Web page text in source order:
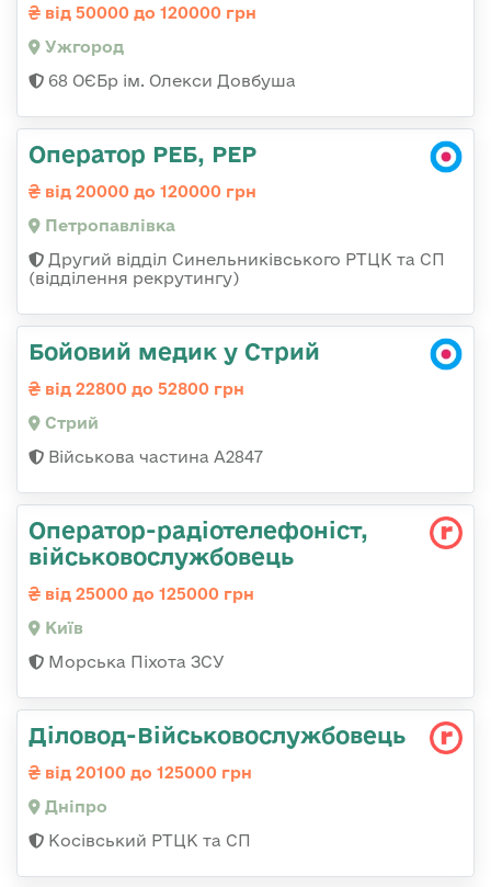
від 50000 до 120000 грн
Ужгород
68 ОЄБр ім. Олекси Довбуша
Оператор РЕБ, РЕР
від 20000 до 120000 грн
Петропавлівка
Другий відділ Синельниківського РТЦК та СП
(відділення рекрутингу)
Бойовий медик у Стрий
від 22800 до 52800 грн
Стрий
Військова частина А2847
Оператор-радіотелефоніст,
військовослужбовець
від 25000 до 125000 грн
Київ
Морська Піхота ЗСУ
Діловод-Військовослужбовець
від 20100 до 125000 грн
Дніпро
Косівський РТЦК та СП